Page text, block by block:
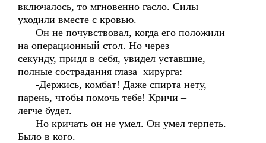
включалось, то мгновенно гасло. Силы
уходили вместе с кровью.
Он не почувствовал, когда его положили
на операционный стол. Но через
секунду, придя в себя, увидел уставшие,
полные сострадания глаза хирурга:
-Держись, комбат! Даже спирта нету,
парень, чтобы помочь тебе! Кричи –
легче будет.
Но кричать он не умел. Он умел терпеть.
Было в кого.